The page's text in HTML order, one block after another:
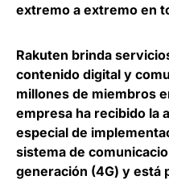
extremo a extremo en
Rakuten brinda
contenido digital y
millones de miembros
empresa ha recibido la
especial de
sistema de
generación (4G) y está